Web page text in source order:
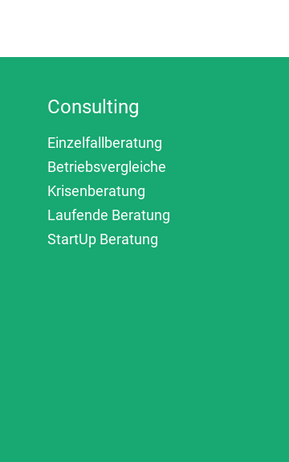
Consulting
Einzelfallberatung
Betriebsvergleiche
Krisenberatung
Laufende Beratung
StartUp Beratung